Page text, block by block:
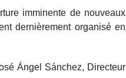
imminente de nouveaux
dernièrement organisé en
Ángel Sánchez, Directeur